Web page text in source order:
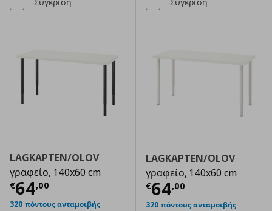
LAGKAPTEN/OLOV
γραφείο, 140x60 cm
€64,00
Τρέχουσα τιμή € 64,00
320 πόντους ανταμοιβής
LAGKAPTEN/OLOV
γραφείο, 140x60 cm
€64,00
Τρέχουσα
320 πόντους ανταμοιβής